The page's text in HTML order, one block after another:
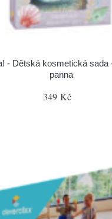
- Dětská kosmetická sada
panna
349 Kč